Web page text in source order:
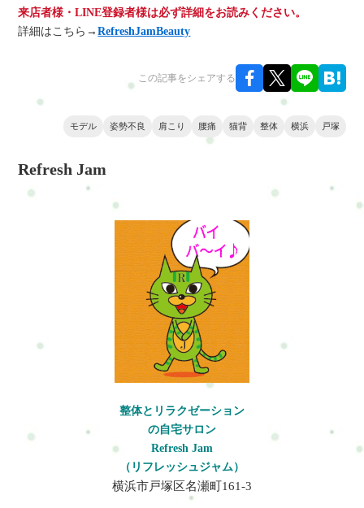
来店者様・LINE登録者様は必ず詳細をお読みください。
詳細はこちら→RefreshJamBeauty
この記事をシェアする
モデル 姿勢不良 肩こり 腰痛 猫背 整体 横浜 戸塚
Refresh Jam
整体とリラクゼーション
の自宅サロン
Refresh Jam
（リフレッシュジャム）
横浜市戸塚区名瀬町161-3